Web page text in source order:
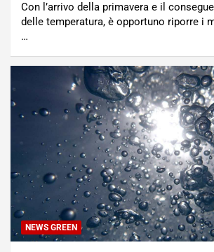
Con l’arrivo della primavera e il
delle temperatura, è opportuno riporre i
…
NEWS GREEN